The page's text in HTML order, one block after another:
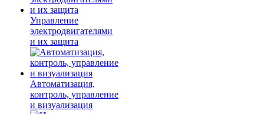
Управление
электродвигателями
и их защита
Автоматизация,
контроль, управление
и визуализация